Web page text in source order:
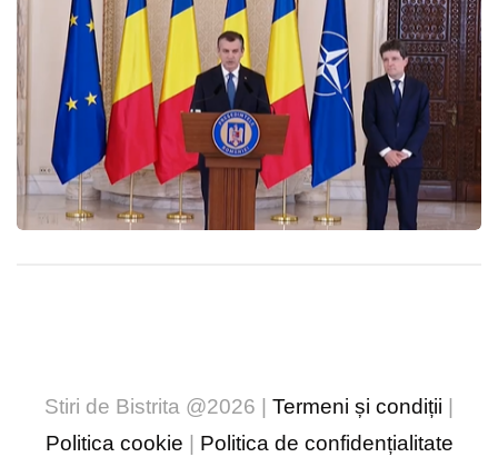
Stiri de Bistrita @2026 | Termeni și condiții
Politica cookie
Politica de confidențialitate